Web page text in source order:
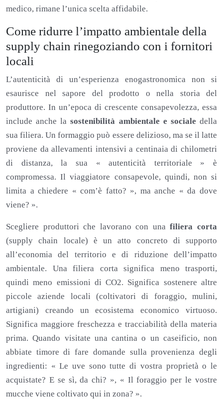
medico, rimane l’unica scelta affidabile.
Come ridurre l’impatto ambientale della
supply chain rinegoziando con i fornitori
locali
L’autenticità di un’esperienza enogastronomica non si
esaurisce nel sapore del prodotto o nella storia del
produttore. In un’epoca di crescente consapevolezza, essa
include anche lasostenibilità ambientale e sociale della
sua filiera. Un formaggio può essere delizioso, ma se il latte
proviene da allevamenti intensivi a centinaia di chilometri
di distanza, la sua « autenticità territoriale » è
compromessa. Il viaggiatore consapevole, quindi, non si
limita a chiedere « com’è fatto? », ma anche « da dove
viene? ».
Scegliere produttori che lavorano con unafiliera corta
(supply chain locale) è un atto concreto di supporto
all’economia del territorio e di riduzione dell’impatto
ambientale. Una filiera corta significa meno trasporti,
quindi meno emissioni di CO2. Significa sostenere altre
piccole aziende locali (coltivatori di foraggio, mulini,
artigiani) creando un ecosistema economico virtuoso.
Significa maggiore freschezza e tracciabilità della materia
prima. Quando visitate una cantina o un caseificio, non
abbiate timore di fare domande sulla provenienza degli
ingredienti: « Le uve sono tutte di vostra proprietà o le
acquistate? E se sì, da chi? », « Il foraggio per le vostre
mucche viene coltivato qui in zona? ».